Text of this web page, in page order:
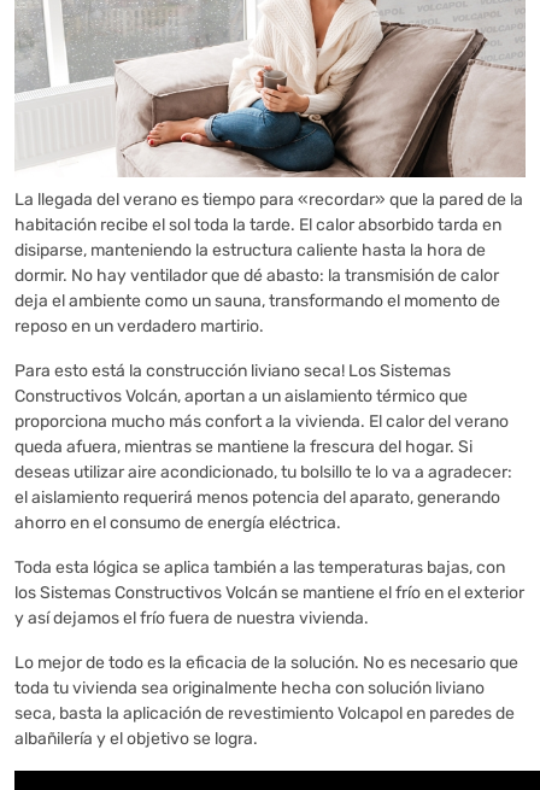
La llegada del verano es tiempo para «recordar» que la pared de la
habitación recibe el sol toda la tarde. El calor absorbido tarda en
disiparse, manteniendo la estructura caliente hasta la hora de
dormir. No hay ventilador que dé abasto: la transmisión de calor
deja el ambiente como un sauna, transformando el momento de
reposo en un verdadero martirio.
Para esto está la construcción liviano seca! Los Sistemas
Constructivos Volcán, aportan a un aislamiento térmico que
proporciona mucho más confort a la vivienda. El calor del verano
queda afuera, mientras se mantiene la frescura del hogar. Si
deseas utilizar aire acondicionado, tu bolsillo te lo va a agradecer:
el aislamiento requerirá menos potencia del aparato, generando
ahorro en el consumo de energía eléctrica.
Toda esta lógica se aplica también a las temperaturas bajas, con
los Sistemas Constructivos Volcán se mantiene el frío en el exterior
y así dejamos el frío fuera de nuestra vivienda.
Lo mejor de todo es la eficacia de la solución. No es necesario que
toda tu vivienda sea originalmente hecha con solución liviano
seca, basta la aplicación de revestimiento Volcapol en paredes de
albañilería y el objetivo se logra.